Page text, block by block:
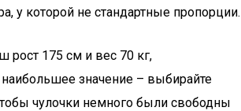
у которой не стандартные пропорции.
рост 175 см и вес 70 кг,
наибольшее значение – выбирайте
чулочки немного были свободны